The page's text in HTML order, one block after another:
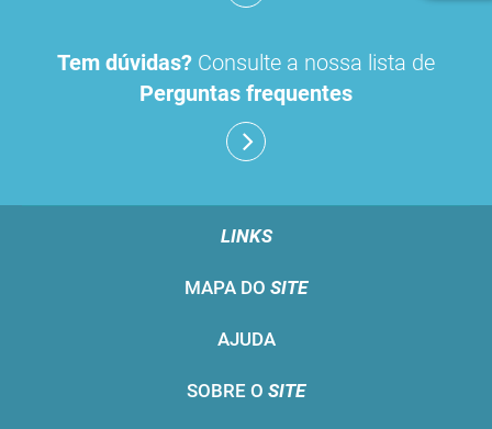
Tem dúvidas? Consulte a nossa lista de
Perguntas frequentes
LINKS
MAPA DO SITE
AJUDA
SOBRE O SITE